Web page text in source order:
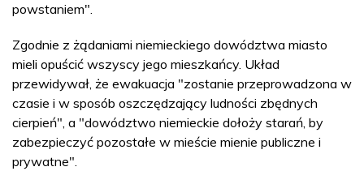
powstaniem".
Zgodnie z żądaniami niemieckiego dowództwa miasto
mieli opuścić wszyscy jego mieszkańcy. Układ
przewidywał, że ewakuacja "zostanie przeprowadzona w
czasie i w sposób oszczędzający ludności zbędnych
cierpień", a "dowództwo niemieckie dołoży starań, by
zabezpieczyć pozostałe w mieście mienie publiczne i
prywatne".